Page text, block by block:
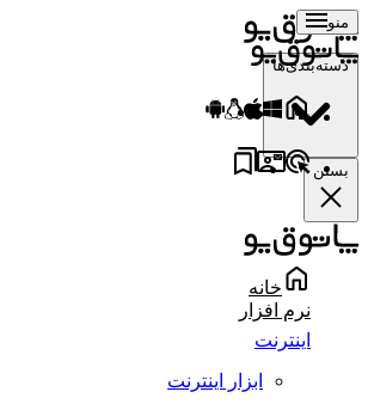
منو
دسته‌بندی‌ها
بستن
خانه
نرم افزار
اینترنت
ابزار اینترنت